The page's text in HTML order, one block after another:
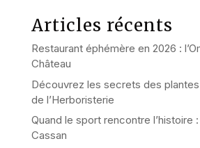
Articles récents
Restaurant éphémère en 2026 :
Château
Découvrez les secrets des
de l’Herboristerie
Quand le sport rencontre l’histoire
Cassan